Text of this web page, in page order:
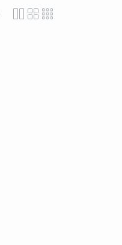
icon-layout-
icon-layout-
icon-layout-